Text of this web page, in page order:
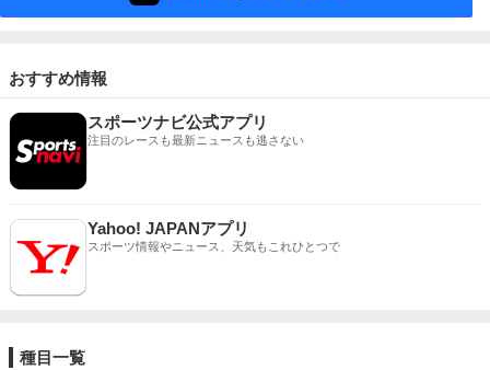
おすすめ情報
スポーツナビ公式アプリ
注目のレースも最新ニュースも逃さない
Yahoo! JAPANアプリ
スポーツ情報やニュース、天気もこれひとつで
種目一覧